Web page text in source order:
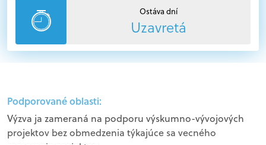
Ostáva dní
Uzavretá
Podporované oblasti:
Výzva ja zameraná na podporu výskumno-vývojových
projektov bez obmedzenia týkajúce sa vecného